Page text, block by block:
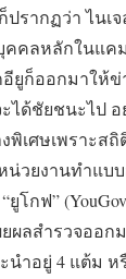
รากฏว่า ไนเ
คคลหลักในแค
ยูก็ออกมาให้ข่
ได้ชัยชนะไป อ
พิเศษเพราะสถิ
น่วยงานทำแบ
โกฟ”
ลสำรวจออก
นำอยู่ 4 แต้ม